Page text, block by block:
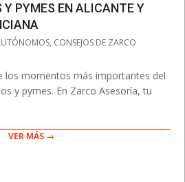
PYMES EN ALICANTE Y
, CONSEJOS DE ZARCO
los momentos más importantes del
y pymes. En Zarco Asesoría, tu
VER MÁS →